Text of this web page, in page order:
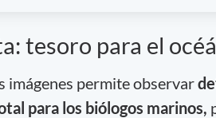
tesoro para el
imágenes permite observar
para los biólogos marinos,